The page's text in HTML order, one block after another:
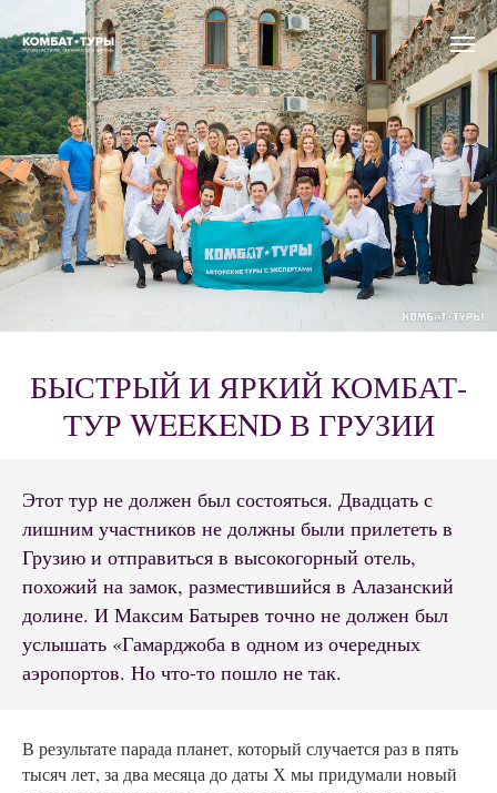
БЫСТРЫЙ И ЯРКИЙ КОМБАТ-
ТУР WEEKEND В ГРУЗИИ
Этот тур не должен был состояться. Двадцать с
лишним участников не должны были прилететь в
Грузию и отправиться в высокогорный отель,
похожий на замок, разместившийся в Алазанский
долине. И Максим Батырев точно не должен был
услышать «Гамарджоба в одном из очередных
аэропортов. Но что-то пошло не так.
В результате парада планет, который случается раз в пять
тысяч лет, за два месяца до даты Х мы придумали новый